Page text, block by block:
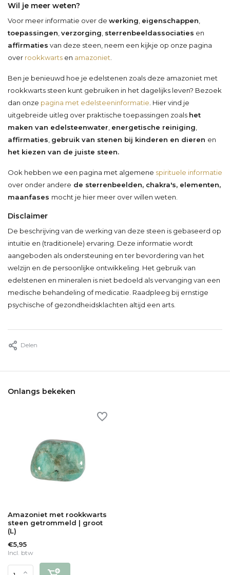
Wil je meer weten?
Voor meer informatie over de werking eigenschappen
toepassingen verzorging sterrenbeeldassociaties en
affirmaties van deze steen, neem een kijkje op onze pagina
over rookkwarts en amazoniet
Ben je benieuwd hoe je edelstenen zoals deze amazoniet met
rookkwarts steen kunt gebruiken in het dagelijks leven? Bezoek
dan onze pagina met edelsteeninformatie . Hier vind je
uitgebreide uitleg over praktische toepassingen zoals het
maken van edelsteenwater energetische reiniging
affirmaties gebruik van stenen bij kinderen en dieren en
het kiezen van de juiste steen.
Ook hebben we een pagina met algemene spirituele informatie
over onder andere de sterrenbeelden, chakra's, elementen,
maanfases mocht je hier meer over willen weten.
Disclaimer
De beschrijving van de werking van deze steen is gebaseerd op
intuïtie en (traditionele) ervaring. Deze informatie wordt
aangeboden als ondersteuning en ter bevordering van het
welzijn en de persoonlijke ontwikkeling. Het gebruik van
edelstenen en mineralen is niet bedoeld als vervanging van een
medische behandeling of medicatie. Raadpleeg bij ernstige
psychische of gezondheidsklachten altijd een arts.
Delen
Onlangs bekeken
Amazoniet met rookkwarts
steen getrommeld | groot
(L)
€5,95
Incl. btw